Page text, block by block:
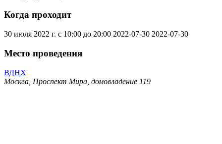
Когда проходит
30 июля 2022 г. с 10:00 до 20:00 2022-07-30 2022-07-30
Место проведения
ВДНХ
Москва, Проспект Мира, домовладение 119